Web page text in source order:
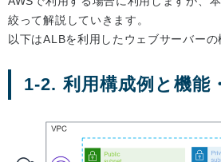
絞って解説していきます。
以下はALBを利用したウェブサーバーの
1-2. 利用構成例と機能